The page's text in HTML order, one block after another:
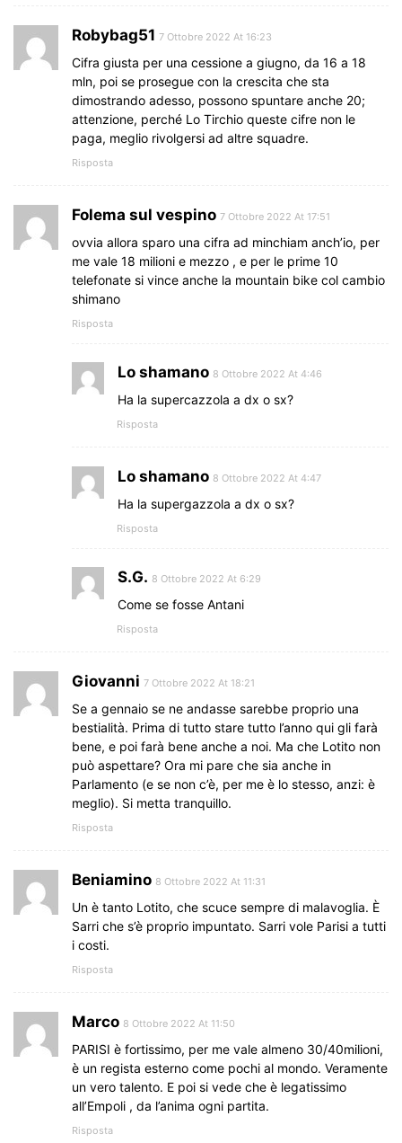
Robybag51 7 Ottobre 2022 At 16:23
Cifra giusta per una cessione a giugno, da 16 a 18
mln, poi se prosegue con la crescita che sta
dimostrando adesso, possono spuntare anche 20;
attenzione, perché Lo Tirchio queste cifre non le
paga, meglio rivolgersi ad altre squadre.
Risposta
Folema sul vespino 7 Ottobre 2022 At 17:51
ovvia allora sparo una cifra ad minchiam anch’io, per
me vale 18 milioni e mezzo , e per le prime 10
telefonate si vince anche la mountain bike col cambio
shimano
Risposta
Lo shamano 8 Ottobre 2022 At 4:46
Ha la supercazzola a dx o sx?
Risposta
Lo shamano 8 Ottobre 2022 At 4:47
Ha la supergazzola a dx o sx?
Risposta
S.G. 8 Ottobre 2022 At 6:29
Come se fosse Antani
Risposta
Giovanni 7 Ottobre 2022 At 18:21
Se a gennaio se ne andasse sarebbe proprio una
bestialità. Prima di tutto stare tutto l’anno qui gli farà
bene, e poi farà bene anche a noi. Ma che Lotito non
può aspettare? Ora mi pare che sia anche in
Parlamento (e se non c’è, per me è lo stesso, anzi: è
meglio). Si metta tranquillo.
Risposta
Beniamino 8 Ottobre 2022 At 11:31
Un è tanto Lotito, che scuce sempre di malavoglia. È
Sarri che s’è proprio impuntato. Sarri vole Parisi a tutti
i costi.
Risposta
Marco 8 Ottobre 2022 At 11:50
PARISI è fortissimo, per me vale almeno 30/40milioni,
è un regista esterno come pochi al mondo. Veramente
un vero talento. E poi si vede che è legatissimo
all’Empoli , da l’anima ogni partita.
Risposta